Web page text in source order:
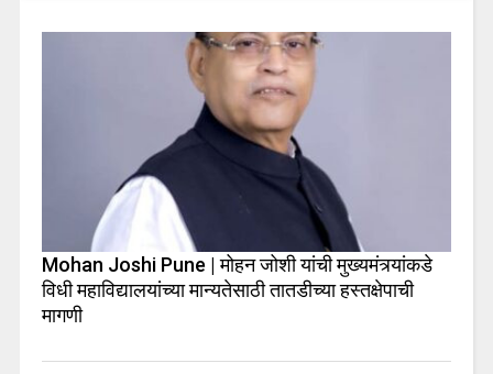
Mohan Joshi Pune | मोहन जोशी यांची मुख्यमंत्र्यांकडे
विधी महाविद्यालयांच्या मान्यतेसाठी तातडीच्या हस्तक्षेपाची
मागणी